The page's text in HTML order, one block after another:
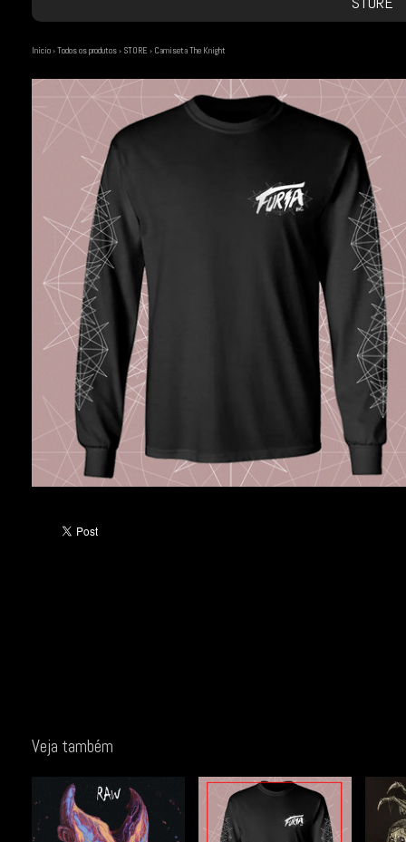
Início›Todos os produtos› STORE › Camiseta The Knight
Veja também